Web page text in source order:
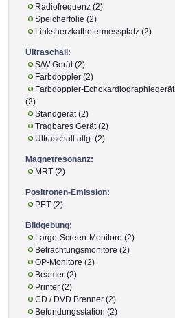
Radiofrequenz (2)
Speicherfolie (2)
Linksherzkathetermessplatz (2)
Ultraschall:
S/W Gerät (2)
Farbdoppler (2)
Farbdoppler-Echokardiographiegerät
(2)
Standgerät (2)
Tragbares Gerät (2)
Ultraschall allg. (2)
Magnetresonanz:
MRT (2)
Positronen-Emission:
PET (2)
Bildgebung:
Large-Screen-Monitore (2)
Betrachtungsmonitore (2)
OP-Monitore (2)
Beamer (2)
Printer (2)
CD / DVD Brenner (2)
Befundungsstation (2)